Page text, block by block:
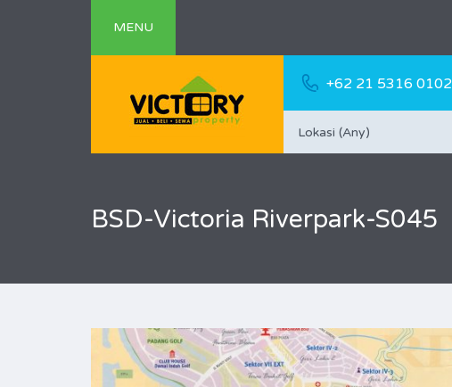
MENU
+62 21 5316 0102
Lokasi (Any)
BSD-Victoria Riverpark-S045